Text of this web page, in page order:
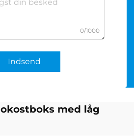
0/1000
Indsend
med låg